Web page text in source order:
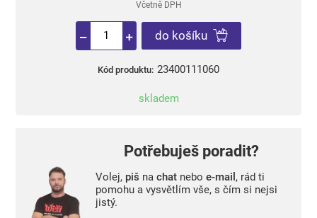
Včetně DPH
do košíku
Kód produktu: 23400111060
skladem
Potřebuješ poradit?
Volej, piš na chatnebo e-mail , rád ti
pomohu a vysvětlím vše, s čím si nejsi
jistý.